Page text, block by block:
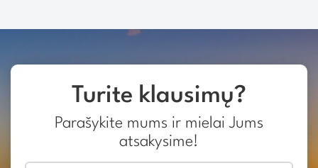
Turite klausimų?
Parašykite mums ir mielai Jums
atsakysime!